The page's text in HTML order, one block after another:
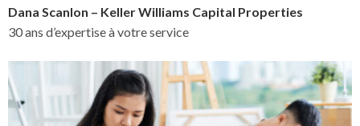
Dana Scanlon – Keller Williams Capital Properties
30 ans d’expertise à votre service